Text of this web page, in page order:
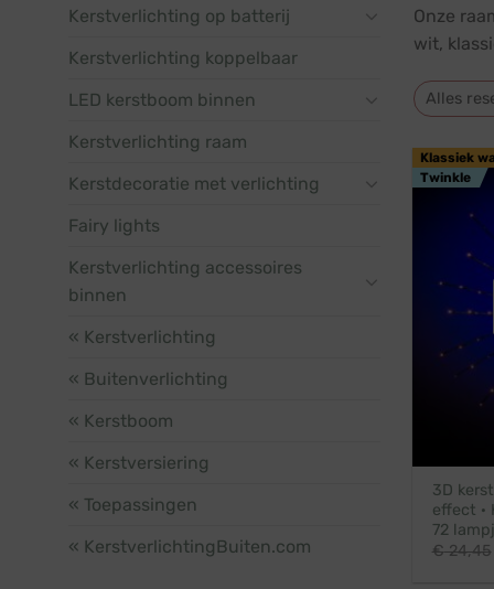
Kerstverlichting op batterij
Kerstverlichting koppelbaar
LED kerstboom binnen
Kerstverlichting raam
Kerstdecoratie met verlichting
Fairy lights
Kerstverlichting accessoires
binnen
« Kerstverlichting
« Buitenverlichting
« Kerstboom
« Kerstversiering
« Toepassingen
« KerstverlichtingBuiten.com
Onze
wit,
Alles
Klassiek
Twinkle
3D
effect ·
72
€24,45